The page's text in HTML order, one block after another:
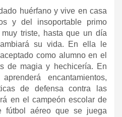
huérfano y vive en casa
y del insoportable primo
triste, hasta que un día
su vida. En ella le
como alumno en el
de magia y hechicería. En
encantamientos,
de defensa contra las
en el campeón escolar de
fútbol aéreo que se juega